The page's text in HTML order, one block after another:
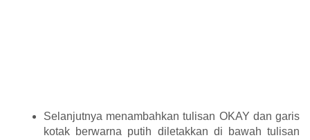
Selanjutnya menambahkan tulisan OKAY dan garis
kotak berwarna putih diletakkan di bawah tulisan